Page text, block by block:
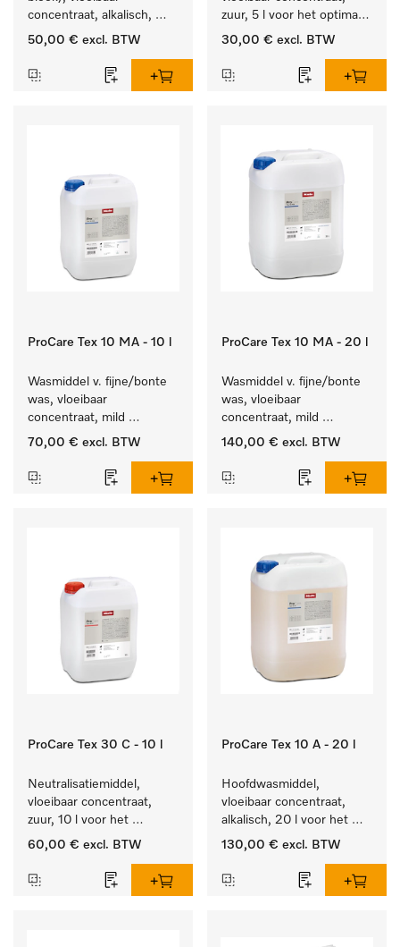
concentraat, alkalisch,
5 l voor het reinigen van
kleurechte bonte was.
50,00 € excl. BTW
zuur, 5 l voor het optimaal
beschermen van het
neutralisatie.
30,00 € excl. BTW
ProCare Tex 10 MA - 10 l
Wasmiddel v. fijne/bonte
was, vloeibaar
concentraat, mild
alkalisch, 10 l voor het
en gevoelig textiel.
70,00 € excl. BTW
ProCare Tex 10 MA - 20 l
Wasmiddel v. fijne/bonte
was, vloeibaar
concentraat, mild
alkalisch, 20 l voor het
en gevoelig textiel.
140,00 € excl. BTW
ProCare Tex 30 C - 10 l
Neutralisatiemiddel,
vloeibaar concentraat,
zuur, 10 l voor het
optimaal beschermen van
betrouwbare neutralisatie.
60,00 € excl. BTW
ProCare Tex 10 A - 20 l
Hoofdwasmiddel,
vloeibaar concentraat,
alkalisch, 20 l voor het
reinigen van wit wasgoed
130,00 € excl. BTW